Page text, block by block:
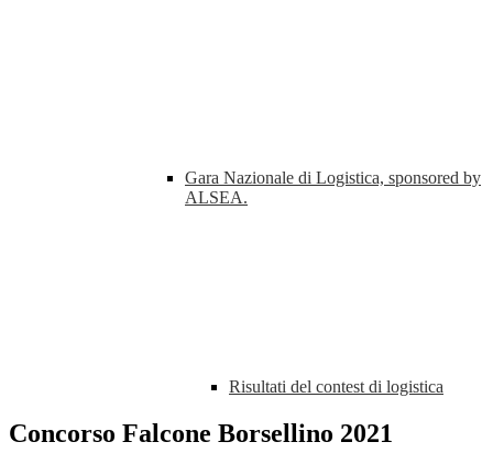
Gara Nazionale di Logistica, sponsored by
ALSEA.
Risultati del contest di logistica
Concorso Falcone Borsellino 2021